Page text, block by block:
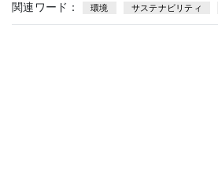
関連ワード： 環境 サステナビリティ